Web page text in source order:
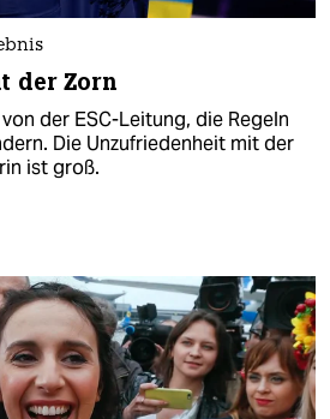
der Zorn
der ESC-Leitung, die Regeln
Die Unzufriedenheit mit der
ist groß.